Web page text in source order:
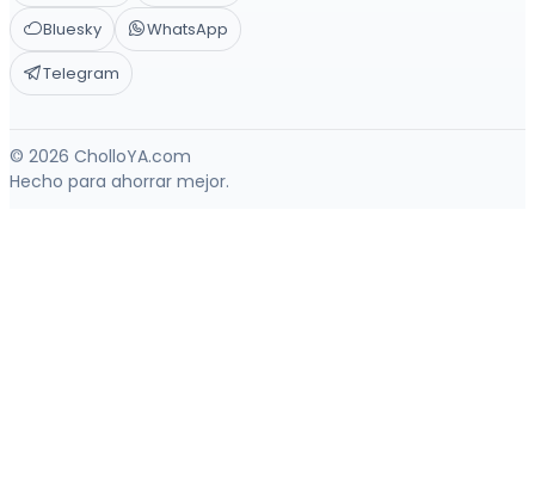
Bluesky
WhatsApp
Telegram
© 2026 CholloYA.com
Hecho para ahorrar mejor.